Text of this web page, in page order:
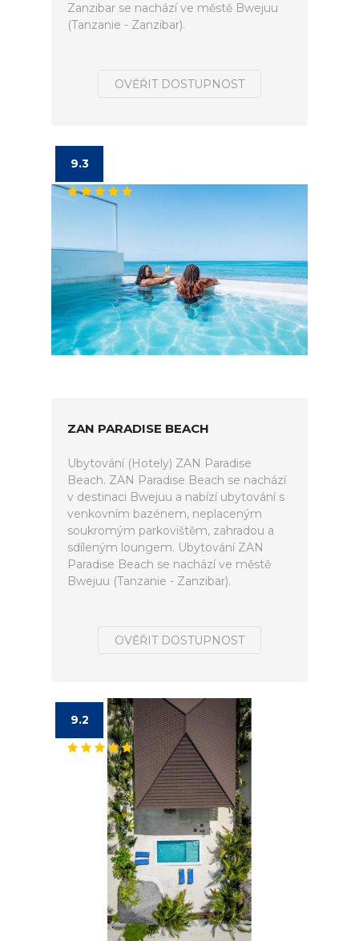
Zanzibar se nachází ve městě Bwejuu
(Tanzanie - Zanzibar).
OVĚŘIT DOSTUPNOST
9.3
ZAN PARADISE BEACH
Ubytování (Hotely) ZAN Paradise
Beach. ZAN Paradise Beach se nachází
v destinaci Bwejuu a nabízí ubytování s
venkovním bazénem, neplaceným
soukromým parkovištěm, zahradou a
sdíleným loungem. Ubytování ZAN
Paradise Beach se nachází ve městě
Bwejuu (Tanzanie - Zanzibar).
OVĚŘIT DOSTUPNOST
9.2